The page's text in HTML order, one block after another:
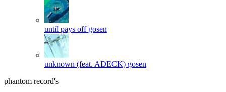
until pays off gosen
unknown (feat. ADECK) gosen
phantom record's